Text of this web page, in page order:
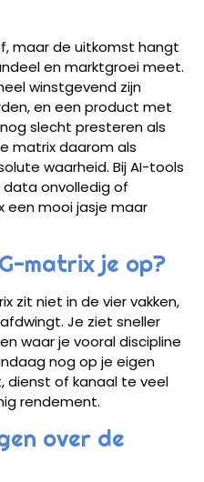
maar de uitkomst hangt
en marktgroei meet.
winstgevend zijn
en een product met
slecht presteren als
matrix daarom als
waarheid. Bij AI-tools
data onvolledig of
een mooi jasje maar
matrix je op?
zit niet in de vier vakken,
Je ziet sneller
waar je vooral discipline
nog op je eigen
dienst of kanaal te veel
rendement.
over de